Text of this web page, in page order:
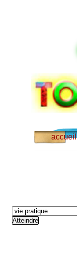
accueil